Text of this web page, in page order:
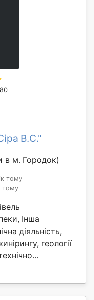
В.С."
в м. Городок)
тому
тому
Інша
діяльність,
геології